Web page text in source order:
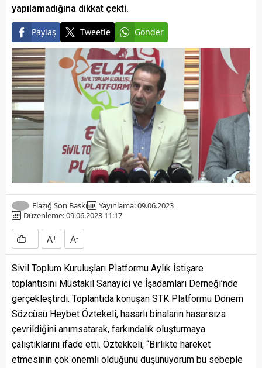
yapılamadığına dikkat çekti.
Paylaş Tweetle Gönder
Elazığ Son Baskı
Yayınlama: 09.06.2023
Düzenleme: 09.06.2023 11:17
A+ A-
Sivil Toplum Kuruluşları Platformu Aylık İstişare
toplantısını Müstakil Sanayici ve İşadamları Derneği’nde
gerçekleştirdi. Toplantıda konuşan STK Platformu Dönem
Sözcüsü Heybet Öztekeli, hasarlı binaların hasarsıza
çevrildiğini anımsatarak, farkındalık oluşturmaya
çalıştıklarını ifade etti. Öztekkeli, “Birlikte hareket
etmesinin çok önemli olduğunu düşünüyorum bu sebeple